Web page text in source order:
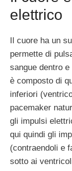
elettrico
Il cuore ha un
permette di
sangue dentro
è composto di
inferiori
pacemaker
gli impulsi
qui quindi gli
(contraendoli e
sotto ai